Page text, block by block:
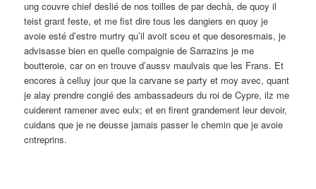
ung couvre chief deslié de nos toilles de par dechà, de quoy il
teist grant feste, et me fist dire tous les dangiers en quoy je
avoie esté d’estre murtry qu’il avoit sceu et que desoresmais, je
advisasse bien en quelle compaignie de Sarrazins je me
boutteroie, car on en trouve d’aussv maulvais que les Frans. Et
encores à celluy jour que la carvane se party et moy avec, quant
je alay prendre congié des ambassadeurs du roi de Cypre, ilz me
cuiderent ramener avec eulx; et en firent grandement leur devoir,
cuidans que je ne deusse jamais passer le chemin que je avoie
cntreprins.